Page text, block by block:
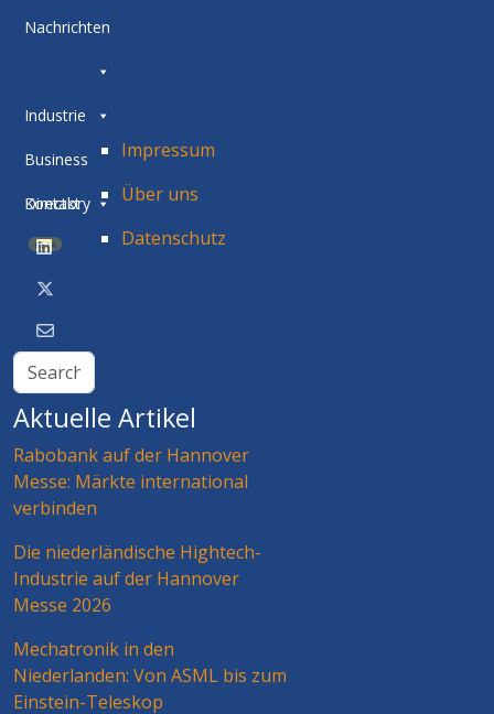
Nachrichten
Industrie
Business
Directory
BETA
Kontakt
Impressum
Über uns
Datenschutz
Aktuelle Artikel
Rabobank auf der Hannover
Messe: Märkte international
verbinden
Die niederländische Hightech-
Industrie auf der Hannover
Messe 2026
Mechatronik in den
Niederlanden: Von ASML bis zum
Einstein-Teleskop